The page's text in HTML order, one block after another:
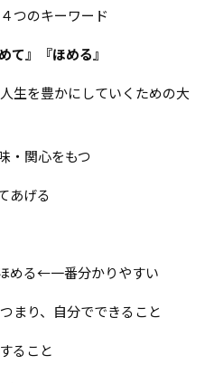
つのキーワード
て』『ほめる』
生を豊かにしていくための大
・関心をもつ
あげる
める←一番分かりやすい
り、自分でできること
ること